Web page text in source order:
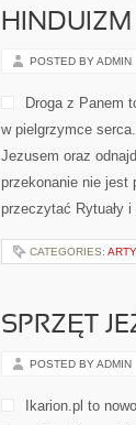
HINDUIZM
POSTED BY ADMIN
Droga z Panem
w pielgrzymce
Jezusem oraz
przekonanie nie jest
przeczytać Rytuały
CATEGORIES:
SPRZĘT
POSTED BY ADMIN
Ikarion.pl to